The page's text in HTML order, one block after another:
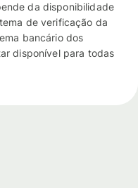
da disponibilidade
de verificação da
bancário dos
disponível para todas